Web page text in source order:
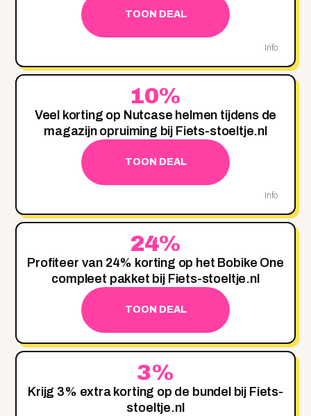
TOON DEAL
Info
10%
Veel korting op Nutcase helmen tijdens de
magazijn opruiming bij Fiets-stoeltje.nl
TOON DEAL
Info
24%
Profiteer van 24% korting op het Bobike One
compleet pakket bij Fiets-stoeltje.nl
TOON DEAL
3%
Krijg 3% extra korting op de bundel bij Fiets-
stoeltje.nl